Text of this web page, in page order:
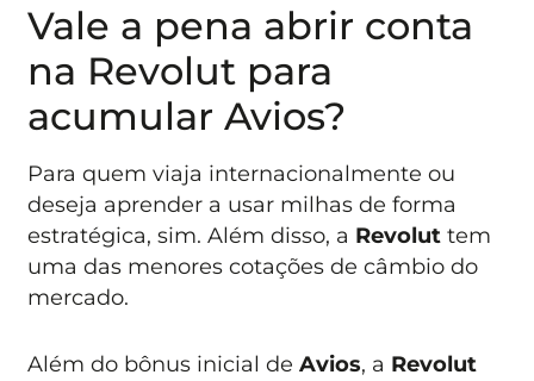
Vale a pena abrir conta
na Revolut para
acumular Avios?
Para quem viaja internacionalmente ou
deseja aprender a usar milhas de forma
estratégica, sim. Além disso, a Revoluttem
uma das menores cotações de câmbio do
mercado.
Além do bônus inicial deAvios, a Revolut